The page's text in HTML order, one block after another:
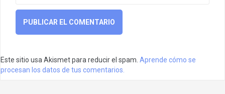
Este sitio usa Akismet para reducir el spam. Aprende cómo se
procesan los datos de tus comentarios.